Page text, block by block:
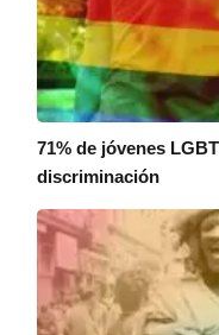
71% de jóvenes
discriminación